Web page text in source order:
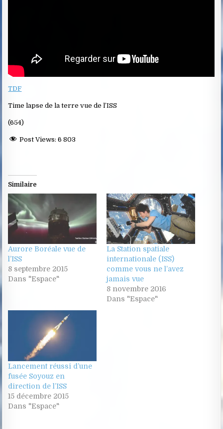
TDF
Time lapse de la terre vue de l’ISS
(654)
Post Views: 6 803
Similaire
Aurore Boréale vue de
l’ISS
8 septembre 2015
Dans "Espace"
La Station spatiale
internationale (ISS)
comme vous ne l’avez
jamais vue
8 novembre 2016
Dans "Espace"
Lancement réussi d’une
fusée Soyouz en
direction de l’ISS
15 décembre 2015
Dans "Espace"